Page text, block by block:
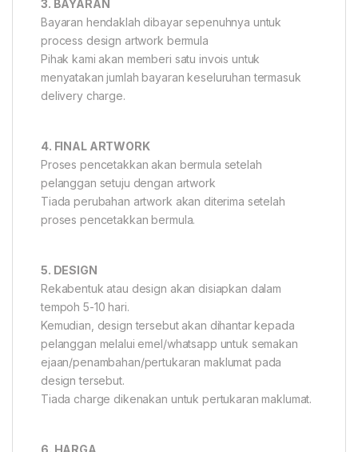
3. BAYARAN
Bayaran hendaklah dibayar sepenuhnya untuk
process design artwork bermula
Pihak kami akan memberi satu invois untuk
menyatakan jumlah bayaran keseluruhan termasuk
delivery charge.
4. FINAL ARTWORK
Proses pencetakkan akan bermula setelah
pelanggan setuju dengan artwork
Tiada perubahan artwork akan diterima setelah
proses pencetakkan bermula.
5. DESIGN
Rekabentuk atau design akan disiapkan dalam
tempoh 5-10 hari.
Kemudian, design tersebut akan dihantar kepada
pelanggan melalui emel/whatsapp untuk semakan
ejaan/penambahan/pertukaran maklumat pada
design tersebut.
Tiada charge dikenakan untuk pertukaran maklumat.
6. HARGA